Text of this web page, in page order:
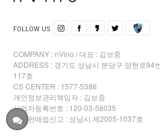
FOLLOW US
COMPANY : nVino / 대표 : 김보중
ADDRESS : 경기도 성남시 분당구 양현로94
117호
CS CENTER : 1577-5386
개인정보관리책임자 : 김보중
사업자등록번호 : 120-03-58035
통신판매업신고 : 성남시 제2005-1037호